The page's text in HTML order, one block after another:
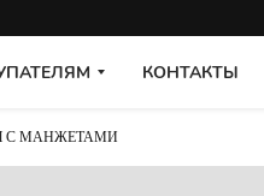
КОНТАКТЫ
С МАНЖЕТАМИ